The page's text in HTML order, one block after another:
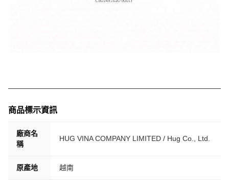
商品標示資訊
廠商名
稱
HUG VINA COMPANY LIMITED / Hug Co., Ltd.
原產地 越南